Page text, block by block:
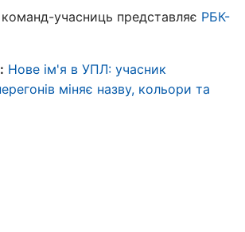
учасниць представляє РБК-
Нове ім'я в УПЛ: учасник
міняє назву, кольори та